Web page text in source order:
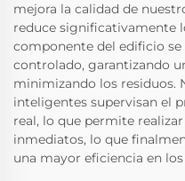
mejora la calidad de
reduce significativamente
componente del edificio
controlado, garantizando
minimizando los residuos.
inteligentes supervisan el
real, lo que permite
inmediatos, lo que
una mayor eficiencia en